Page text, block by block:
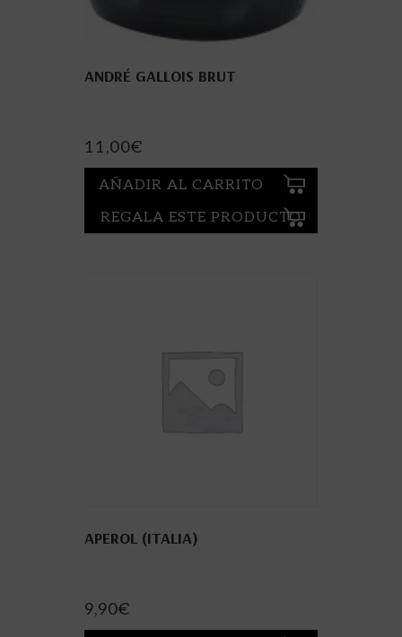
ANDRÉ GALLOIS BRUT
11,00€
AÑADIR AL CARRITO
REGALA ESTE PRODUCTO
APEROL (ITALIA)
9,90€